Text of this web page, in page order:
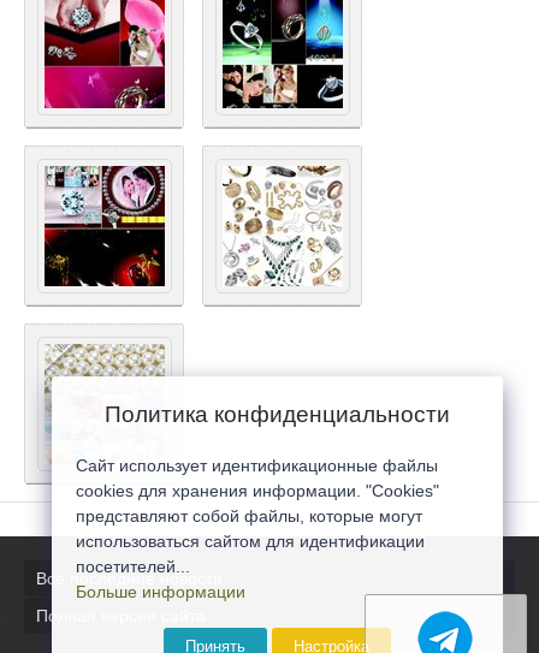
Все последние новости
Полная версия сайта
Политика конфиденциальности
Сайт использует идентификационные файлы
cookies для хранения информации. "Cookies"
представляют собой файлы, которые могут
использоваться сайтом для идентификации
посетителей...
Больше информации
Принять Настройка